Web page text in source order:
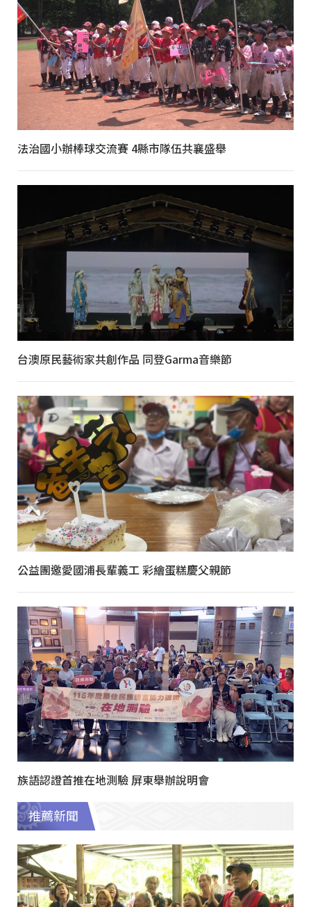
法治國小辦棒球交流賽 4縣市隊伍共襄盛舉
台澳原民藝術家共創作品 同登Garma音樂節
公益團邀愛國浦長輩義工 彩繪蛋糕慶父親節
族語認證首推在地測驗 屏東舉辦說明會
推薦新聞